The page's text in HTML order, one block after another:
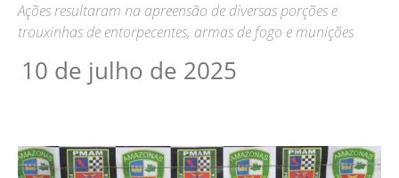
Ações resultaram na apreensão de diversas porções e
trouxinhas de entorpecentes, armas de fogo e munições
10 de julho de 2025